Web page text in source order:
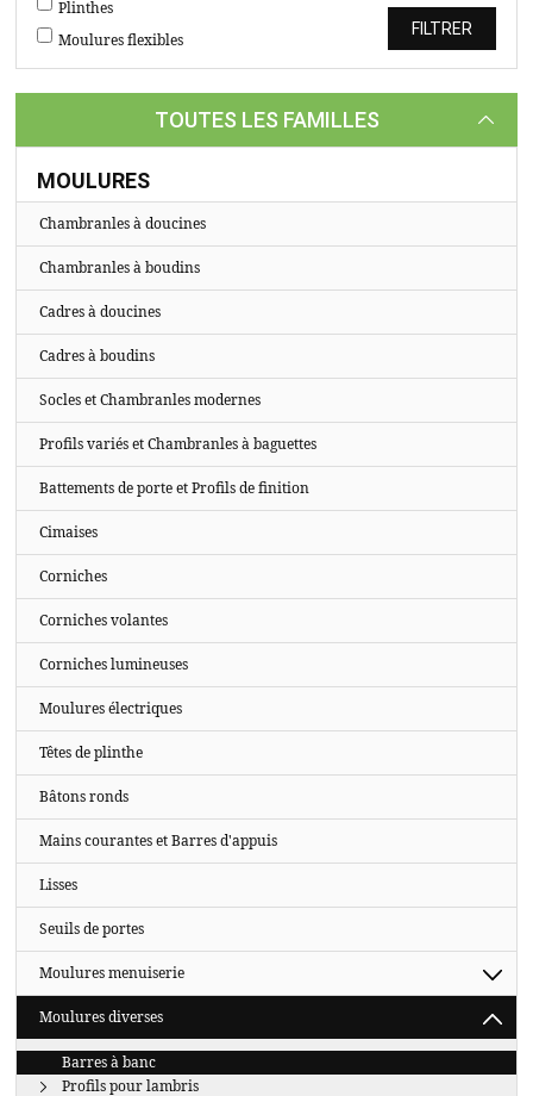
MESURE
PROPOS
Plinthes
Moulures flexibles
TOUTES LES FAMILLES
MOULURES
Chambranles à doucines
Chambranles à boudins
Cadres à doucines
Cadres à boudins
Socles et Chambranles modernes
Profils variés et Chambranles à baguettes
Battements de porte et Profils de finition
Cimaises
Corniches
Corniches volantes
Corniches lumineuses
Moulures électriques
Têtes de plinthe
Bâtons ronds
Mains courantes et Barres d'appuis
Lisses
Seuils de portes
Moulures menuiserie
Moulures diverses
Barres à banc
Profils pour lambris